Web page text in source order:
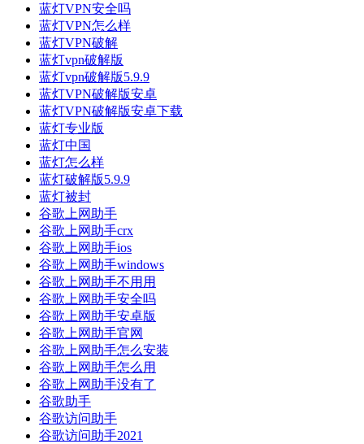
蓝灯VPN安全吗
蓝灯VPN怎么样
蓝灯VPN破解
蓝灯vpn破解版
蓝灯vpn破解版5.9.9
蓝灯VPN破解版安卓
蓝灯VPN破解版安卓下载
蓝灯专业版
蓝灯中国
蓝灯怎么样
蓝灯破解版5.9.9
蓝灯被封
谷歌上网助手
谷歌上网助手crx
谷歌上网助手ios
谷歌上网助手windows
谷歌上网助手不用用
谷歌上网助手安全吗
谷歌上网助手安卓版
谷歌上网助手官网
谷歌上网助手怎么安装
谷歌上网助手怎么用
谷歌上网助手没有了
谷歌助手
谷歌访问助手
谷歌访问助手2021